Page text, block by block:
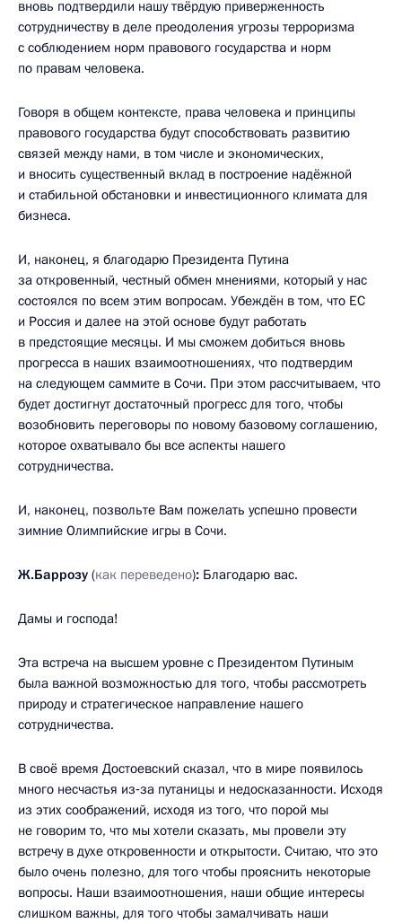
вновь подтвердили нашу твёрдую приверженность
сотрудничеству в деле преодоления угрозы терроризма
с соблюдением норм правового государства и норм
по правам человека.
Говоря в общем контексте, права человека и принципы
правового государства будут способствовать развитию
связей между нами, в том числе и экономических,
и вносить существенный вклад в построение надёжной
и стабильной обстановки и инвестиционного климата для
бизнеса.
И, наконец, я благодарю Президента Путина
за откровенный, честный обмен мнениями, который у нас
состоялся по всем этим вопросам. Убеждён в том, что ЕС
и Россия и далее на этой основе будут работать
в предстоящие месяцы. И мы сможем добиться вновь
прогресса в наших взаимоотношениях, что подтвердим
на следующем саммите в Сочи. При этом рассчитываем, что
будет достигнут достаточный прогресс для того, чтобы
возобновить переговоры по новому базовому соглашению,
которое охватывало бы все аспекты нашего
сотрудничества.
И, наконец, позвольте Вам пожелать успешно провести
зимние Олимпийские игры в Сочи.
Ж.Баррозу (как переведено): Благодарю вас.
Дамы и господа!
Эта встреча на высшем уровне с Президентом Путиным
была важной возможностью для того, чтобы рассмотреть
природу и стратегическое направление нашего
сотрудничества.
В своё время Достоевский сказал, что в мире появилось
много несчастья из‑за путаницы и недосказанности. Исходя
из этих соображений, исходя из того, что порой мы
не говорим то, что мы хотели сказать, мы провели эту
встречу в духе откровенности и открытости. Считаю, что это
было очень полезно, для того чтобы прояснить некоторые
вопросы. Наши взаимоотношения, наши общие интересы
слишком важны, для того чтобы замалчивать наши